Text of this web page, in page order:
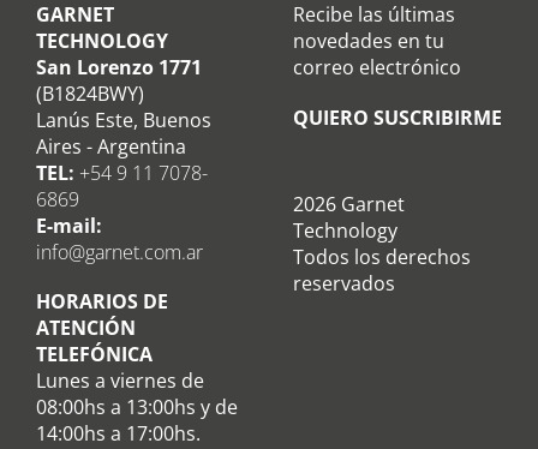
GARNET
TECHNOLOGY
San Lorenzo 1771
(B1824BWY)
Lanús Este, Buenos
Aires - Argentina
TEL: +54 9 11 7078-
6869
E-mail:
info@garnet.com.ar
HORARIOS DE
ATENCIÓN
TELEFÓNICA
Lunes a viernes de
08:00hs a 13:00hs y de
14:00hs a 17:00hs.
Recibe las últimas
novedades en tu
correo electrónico
QUIERO SUSCRIBIRME
2026 Garnet
Technology
Todos los derechos
reservados